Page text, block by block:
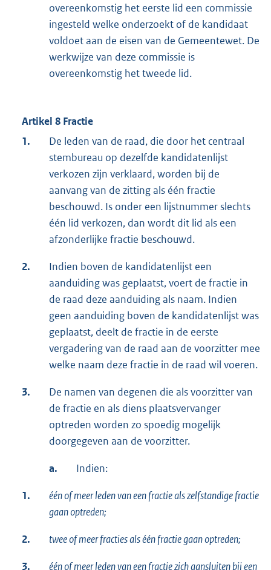
overeenkomstig het eerste lid een commissie
ingesteld welke onderzoekt of de kandidaat
voldoet aan de eisen van de Gemeentewet. De
werkwijze van deze commissie is
overeenkomstig het tweede lid.
Artikel 8 Fractie
1.
De leden van de raad, die door het centraal
stembureau op dezelfde kandidatenlijst
verkozen zijn verklaard, worden bij de
aanvang van de zitting als één fractie
beschouwd. Is onder een lijstnummer slechts
één lid verkozen, dan wordt dit lid als een
afzonderlijke fractie beschouwd.
2.
Indien boven de kandidatenlijst een
aanduiding was geplaatst, voert de fractie in
de raad deze aanduiding als naam. Indien
geen aanduiding boven de kandidatenlijst was
geplaatst, deelt de fractie in de eerste
vergadering van de raad aan de voorzitter mee
welke naam deze fractie in de raad wil voeren.
3.
De namen van degenen die als voorzitter van
de fractie en als diens plaatsvervanger
optreden worden zo spoedig mogelijk
doorgegeven aan de voorzitter.
a. Indien:
1.
één of meer leden van een fractie als zelfstandige fractie
gaan optreden;
2. twee of meer fracties als één fractie gaan optreden;
3. één of meer leden van een fractie zich aansluiten bij een